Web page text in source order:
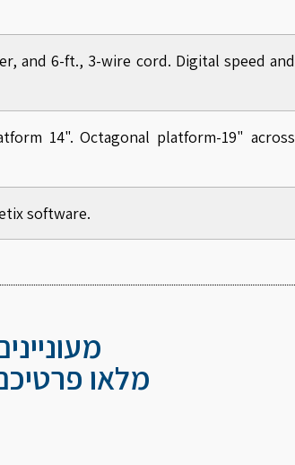
and 6-ft., 3-wire cord. Digital speed and
14". Octagonal platform-19" across
software.
מלאו